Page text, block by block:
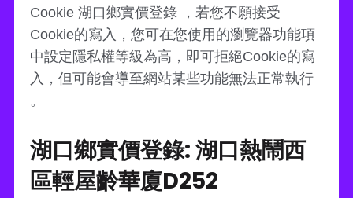
Cookie 湖口鄉實價登錄 ，若您不願接受
Cookie的寫入，您可在您使用的瀏覽器功能項
中設定隱私權等級為高，即可拒絕Cookie的寫
入，但可能會導至網站某些功能無法正常執行
。
湖口鄉實價登錄: 湖口熱鬧西
區輕屋齡華廈D252